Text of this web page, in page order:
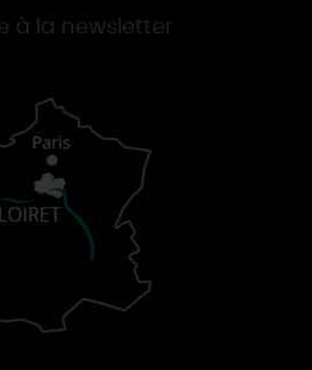
à la newsletter